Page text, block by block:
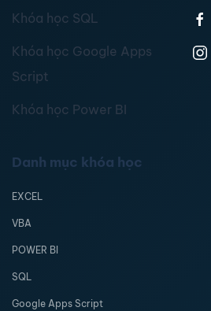
Khóa học SQL
Khóa học Google Apps
Script
Khóa học Power BI
Danh mục khóa học
EXCEL
VBA
POWER BI
SQL
Google Apps Script